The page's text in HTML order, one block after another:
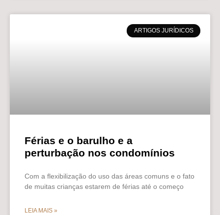
ARTIGOS JURÍDICOS
Férias e o barulho e a
perturbação nos condomínios
Com a flexibilização do uso das áreas comuns e o fato
de muitas crianças estarem de férias até o começo
LEIA MAIS »